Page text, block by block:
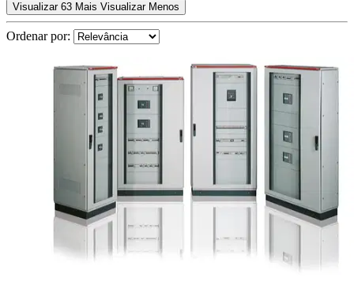
Visualizar 63 Mais Visualizar Menos
Ordenar por: